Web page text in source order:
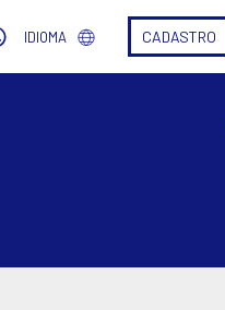
IDIOMA CADASTRO